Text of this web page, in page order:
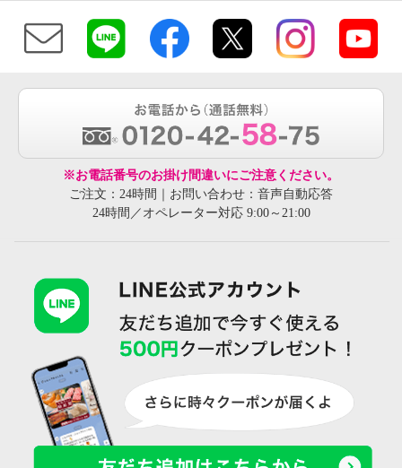
※お電話番号のお掛け間違いにご注意ください。
ご注文：24時間｜お問い合わせ：音声自動応答
24時間／オペレーター対応 9:00～21:00